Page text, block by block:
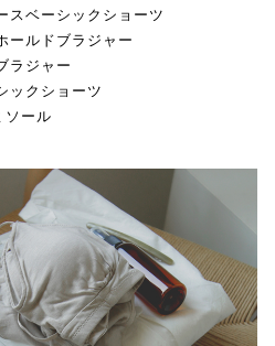
スベーシックショーツ
ールドブラジャー
ラジャー
ックショーツ
ソール